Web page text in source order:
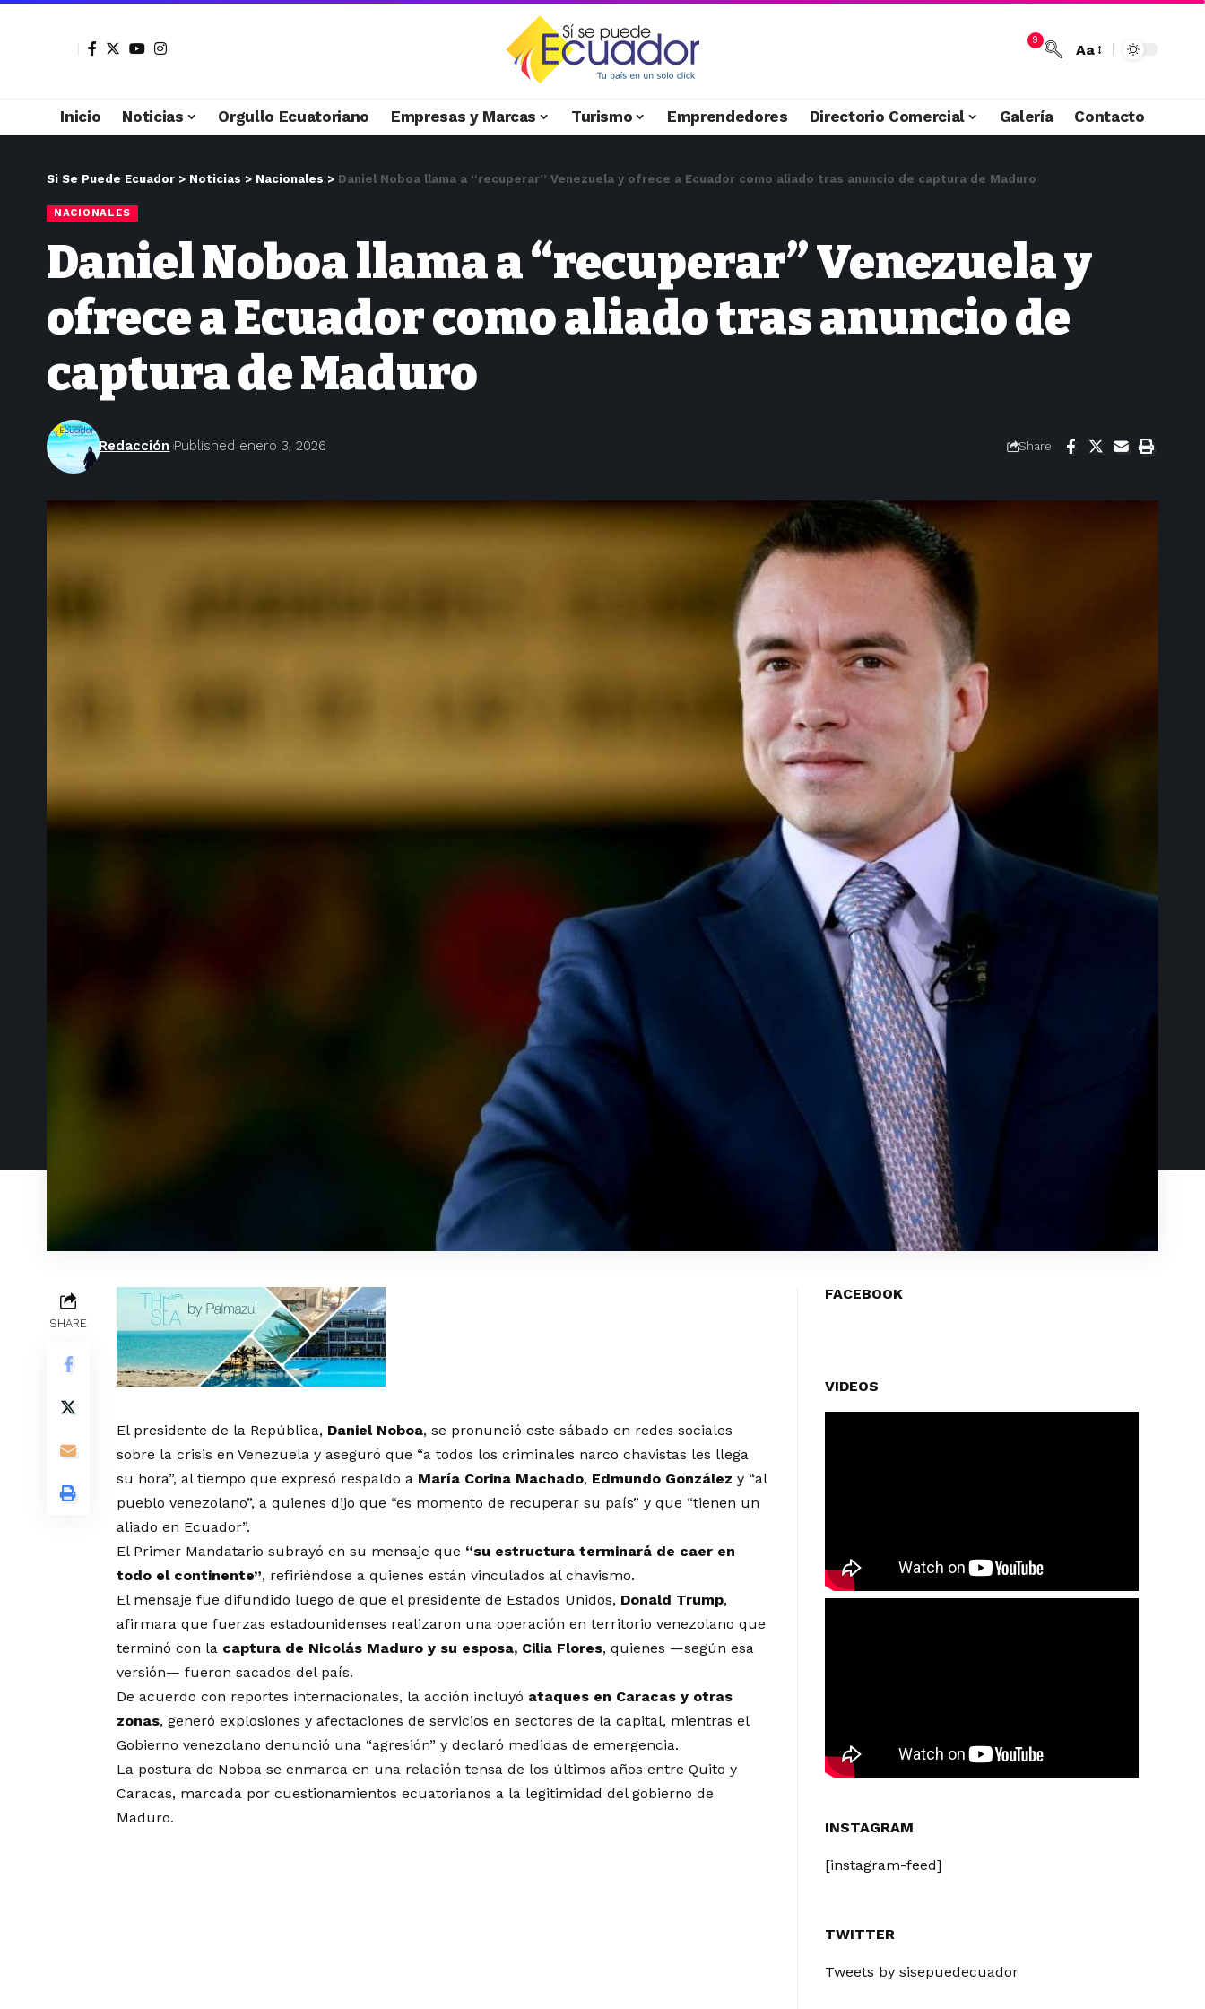
9
Aa
Inicio Noticias Orgullo Ecuatoriano Empresas y Marcas Turismo Emprendedores Directorio Comercial Galería Contacto
Si Se Puede Ecuador > Noticias > Nacionales > Daniel Noboa llama a “recuperar” Venezuela y ofrece a Ecuador como aliado tras anuncio de captura de Maduro
NACIONALES
Daniel Noboa llama a “recuperar” Venezuela y
ofrece a Ecuador como aliado tras anuncio de
captura de Maduro
Redacción Published enero 3, 2026 Share
SHARE
El presidente de la República, Daniel Noboa, se pronunció este sábado en redes sociales
sobre la crisis en Venezuela y aseguró que “a todos los criminales narco chavistas les llega
su hora”, al tiempo que expresó respaldo a María Corina Machado, Edmundo González y “al
pueblo venezolano”, a quienes dijo que “es momento de recuperar su país” y que “tienen un
aliado en Ecuador”.
El Primer Mandatario subrayó en su mensaje que “su estructura terminará de caer en
todo el continente”, refiriéndose a quienes están vinculados al chavismo.
El mensaje fue difundido luego de que el presidente de Estados Unidos, Donald Trump,
afirmara que fuerzas estadounidenses realizaron una operación en territorio venezolano que
terminó con la captura de Nicolás Maduro y su esposa, Cilia Flores, quienes —según esa
versión— fueron sacados del país.
De acuerdo con reportes internacionales, la acción incluyó ataques en Caracas y otras
zonas, generó explosiones y afectaciones de servicios en sectores de la capital, mientras el
Gobierno venezolano denunció una “agresión” y declaró medidas de emergencia.
La postura de Noboa se enmarca en una relación tensa de los últimos años entre Quito y
Caracas, marcada por cuestionamientos ecuatorianos a la legitimidad del gobierno de
Maduro.
FACEBOOK
VIDEOS
INSTAGRAM
[instagram-feed]
TWITTER
Tweets by sisepuedecuador